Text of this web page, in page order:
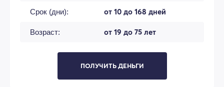
Срок (дни): от 10 до 168 дней
Возраст: от 19 до 75 лет
ПОЛУЧИТЬ ДЕНЬГИ